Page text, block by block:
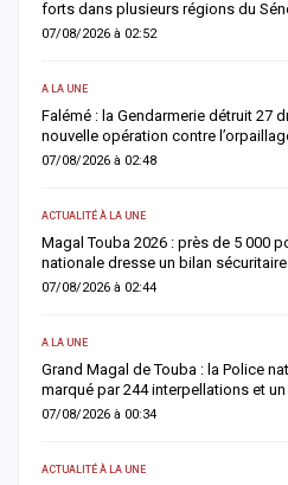
lance un SOS aux donneurs
06/08/2026 à 07:15
ACTUALITÉ À LA UNE
Décès de Sokhna Mame Amy
général des mourides frappée par
06/08/2026 à 07:07
ACTUALITÉ À LA UNE
Jaxaay : un homme déféré après
blanche dans un point
06/08/2026 à 07:02
ACTUALITÉ À LA UNE
Territoriales 2027 : le FDR alerte
un dialogue politique en urgence
05/08/2026 à 18:58
ECONOMIE